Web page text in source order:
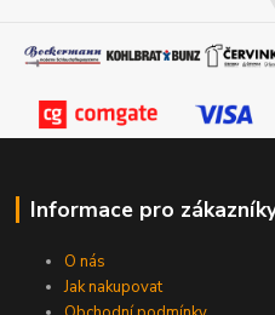
Informace pro
O nás
Jak nakupovat